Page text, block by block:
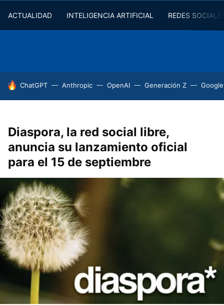
ACTUALIDAD INTELIGENCIA ARTIFICIAL REDES
HOY SE HABLA DE
ChatGPT Anthropic OpenAI Generación Z
Diaspora, la red social libre,
anuncia su lanzamiento oficial
para el 15 de septiembre